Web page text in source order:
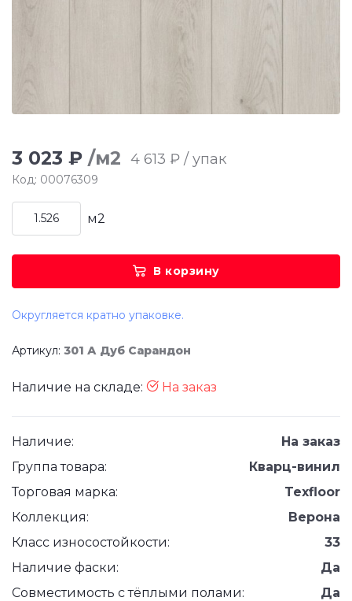
3 023 ₽ /м2 4 613 ₽ / упак
Код: 00076309
м2
В корзину
Округляется кратно упаковке.
Артикул: 301 А Дуб Сарандон
Наличие на складе: На заказ
Наличие:
На заказ
Группа товара:
Кварц-винил
Торговая марка:
Texfloor
Коллекция:
Верона
Класс износостойкости:
33
Наличие фаски:
Да
Совместимость с тёплыми полами:
Да